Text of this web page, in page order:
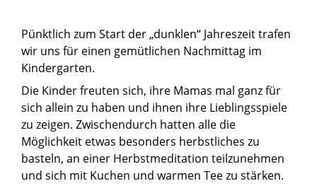
Pünktlich zum Start der „dunklen“ Jahreszeit trafen
wir uns für einen gemütlichen Nachmittag im
Kindergarten.
Die Kinder freuten sich, ihre Mamas mal ganz für
sich allein zu haben und ihnen ihre Lieblingsspiele
zu zeigen. Zwischendurch hatten alle die
Möglichkeit etwas besonders herbstliches zu
basteln, an einer Herbstmeditation teilzunehmen
und sich mit Kuchen und warmen Tee zu stärken.